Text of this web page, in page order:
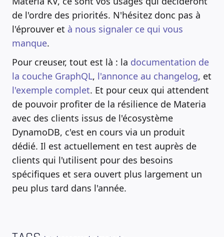
de l'ordre des priorités. N'hésitez donc pas à
l'éprouver et à nous signaler ce qui vous
manque.
Pour creuser, tout est là : la documentation de
la couche GraphQL, l'annonce au changelog, et
l'exemple complet. Et pour ceux qui attendent
de pouvoir profiter de la résilience de Materia
avec des clients issus de l'écosystème
DynamoDB, c'est en cours via un produit
dédié. Il est actuellement en test auprès de
clients qui l'utilisent pour des besoins
spécifiques et sera ouvert plus largement un
peu plus tard dans l'année.